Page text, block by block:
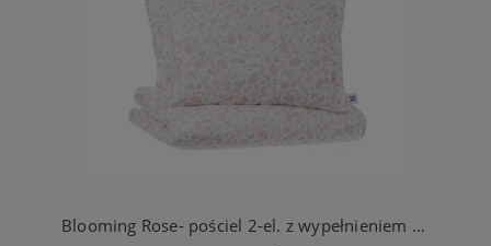
Blooming Rose- pościel 2-el. z wypełnieniem 100x135